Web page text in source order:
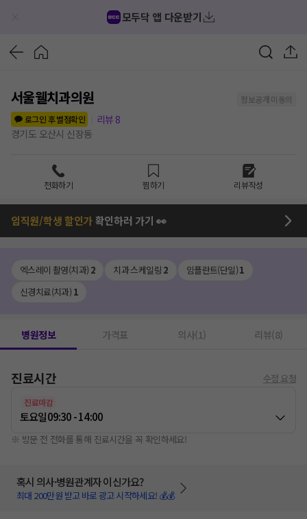
모두닥 앱 다운받기
서울웰치과의원
정보공개 미동의
로그인 후 별점확인
리뷰 8
경기도 오산시 신장동
전화하기 찜하기 리뷰작성
임직원/학생 할인가확인하러 가기 👀
엑스레이 촬영(치과) 2 치과 스케일링 2 임플란트(단일)1
신경치료(치과) 1
병원정보 가격표 의사(1) 리뷰(8)
진료시간 수정 요청
진료마감
토요일09:30 - 14:00
※ 방문 전 전화를 통해 진료시간을 꼭 확인하세요!
혹시 의사·병원관계자 이신가요?
최대 200만원 받고 바로 광고 시작하세요! 💰💰